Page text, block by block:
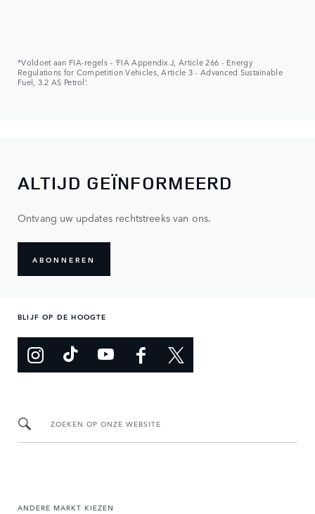
*Voldoet aan FIA-regels – ‘FIA Appendix J, Article 266 - Energy
Regulations for Competition Vehicles, Article 3 - Advanced Sustainable
Fuel, 3.2 AS Petrol’.
ALTIJD GEÏNFORMEERD
Ontvang uw updates rechtstreeks van ons.
ABONNEREN
BLIJF OP DE HOOGTE
ZOEKEN OP ONZE WEBSITE
ANDERE MARKT KIEZEN